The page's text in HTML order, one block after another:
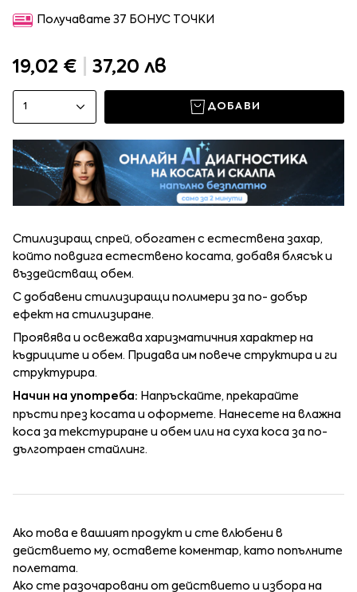
Получавате 37 БОНУС ТОЧКИ
19,02 € 37,20 лв
1 ДОБАВИ
Стилизиращ спрей, обогатен с естествена захар,
който повдига естествено косата, добавя блясък и
въздействащ обем.
С добавени стилизиращи полимери за по- добър
ефект на стилизиране.
Проявява и освежава харизматичния характер на
къдриците и обем. Придава им повече структира и ги
структурира.
Начин на употреба: Напръскайте, прекарайте
пръсти през косата и оформете. Нанесете на влажна
коса за текстуриране и обем или на суха коса за по-
дълготраен стайлинг.
Ако това е вашият продукт и сте влюбени в
действието му, оставете коментар, като попълните
полетата.
Ако сте разочаровани от действието и избора на